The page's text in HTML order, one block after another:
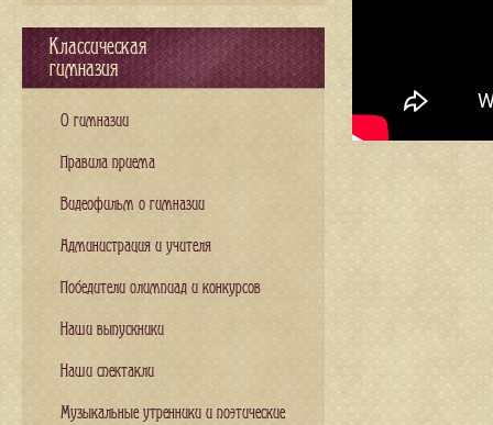
Классическая
гимназия
О гимназии
Правила приема
Видеофильм о гимназии
Администрация и учителя
Победители олимпиад и конкурсов
Наши выпускники
Наши спектакли
Музыкальные утренники и поэтические